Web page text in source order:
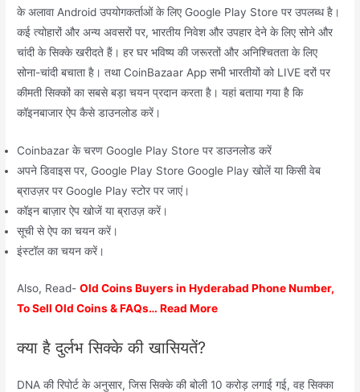
के अलावा Android उपयोगकर्ताओं के लिए Google Play Store पर उपलब्ध है।
कई त्योहारों और अन्य अवसरों पर, भारतीय निवेश और उपहार देने के लिए सोने और
चांदी के सिक्के खरीदते हैं। हर घर भविष्य की जरूरतों और अनिश्चितता के लिए
सोना-चांदी बचाता है। तथा CoinBazaar App सभी भारतीयों को LIVE दरों पर
कीमती सिक्कों का सबसे बड़ा चयन प्रदान करता है। यहां बताया गया है कि
कॉइनबाजार ऐप कैसे डाउनलोड करें।
Coinbazar के चरण Google Play Store पर डाउनलोड करें
अपने डिवाइस पर, Google Play Store Google Play खोलें या किसी वेब
ब्राउज़र पर Google Play स्टोर पर जाएं।
कॉइन बाज़ार ऐप खोजें या ब्राउज़ करें।
सूची से ऐप का चयन करें।
इंस्टॉल का चयन करें।
Also, Read-Old Coins Buyers in Hyderabad Phone Number,
To Sell Old Coins & FAQs… Read More
क्या है दुर्लभ सिक्के की खासियतें?
DNA की रिपोर्ट के अनुसार, जिस सिक्के की बोली 10 करोड़ लगाई गई, वह सिक्का